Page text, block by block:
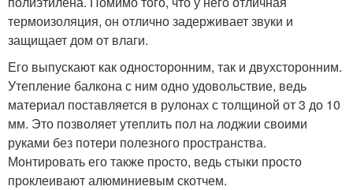
термоизоляция, он отлично задерживает звуки и
защищает дом от влаги.
Его выпускают как односторонним, так и двухсторонним.
Утепление балкона с ним одно удовольствие, ведь
материал поставляется в рулонах с толщиной от 3 до 10
мм. Это позволяет утеплить пол на лоджии своими
руками без потери полезного пространства.
Монтировать его также просто, ведь стыки просто
проклеивают алюминиевым скотчем.